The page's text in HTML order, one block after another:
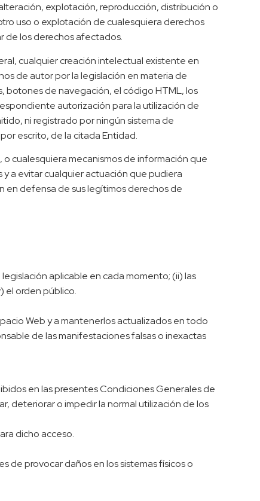
explotación, reproducción, distribución o
uso o explotación de cualesquiera derechos
de los derechos afectados.
cualquier creación intelectual existente en
de autor por la legislación en materia de
botones de navegación, el código HTML, los
autorización para la utilización de
ni registrado por ningún sistema de
escrito, de la citada Entidad.
cualesquiera mecanismos de información que
a evitar cualquier actuación que pudiera
en defensa de sus legítimos derechos de
aplicable en cada momento; (ii) las
el orden público.
Web y a mantenerlos actualizados en todo
de las manifestaciones falsas o inexactas
en las presentes Condiciones Generales de
deteriorar o impedir la normal utilización de los
dicho acceso.
de provocar daños en los sistemas físicos o